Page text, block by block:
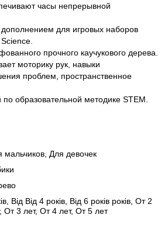
часы непрерывной
для игровых наборов
прочного каучукового дерева.
моторику рук, навыки
проблем, пространственное
образовательной методике STEM.
мальчиков, Для девочек
Від Від 4 років, Від 6 років років, От 2
От 3 лет, От 4 лет, От 5 лет